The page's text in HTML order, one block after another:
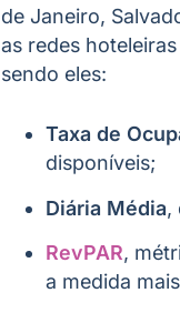
de Janeiro,
as redes
sendo eles:
Taxa de
disponíveis;
Diária Média,
RevPAR,
a medida